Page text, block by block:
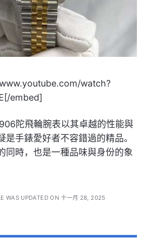
watch?
embed]
陀飛輪腕表以其卓越的性能與
是手錶愛好者不容錯過的精品。
同時，也是一種品味與身份的象
WAS UPDATED ON 十一月 28, 2025